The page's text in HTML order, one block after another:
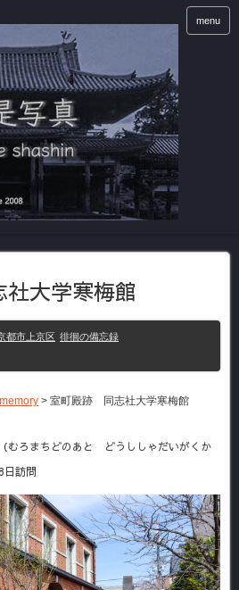
menu
大学寒梅館
都市上京区 徘徊の備忘録
memory > 室町殿跡 同志社大学寒梅館
むろまちどのあと どうししゃだいがくか
訪問